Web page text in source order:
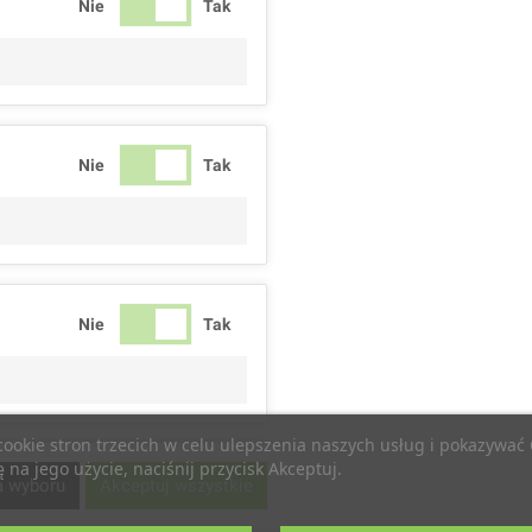
stron trzecich w celu ulepszenia naszych usług i
jego użycie, naciśnij przycisk Akceptuj.
Nie Tak
Nie Tak
Nie Tak
Nie Tak
wyboru Akceptuj wszystkie